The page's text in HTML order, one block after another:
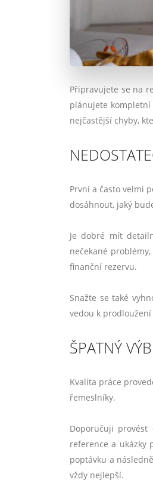
Připravujete se na
plánujete kompletní
nejčastější chyby,
První a často velmi
dosáhnout, jaký
Je dobré mít
nečekané
finanční rezervu.
Snažte se také
vedou k
ŠPATNÝ
Kvalita práce
řemeslníky.
Doporučuji
reference a ukázky
poptávku a
vždy nejlepší.